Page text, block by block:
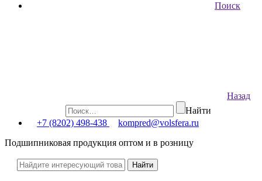
Поиск
Назад
Найти
+7 (8202) 498-438
kompred@volsfera.ru
Подшипниковая продукция оптом и в розницу